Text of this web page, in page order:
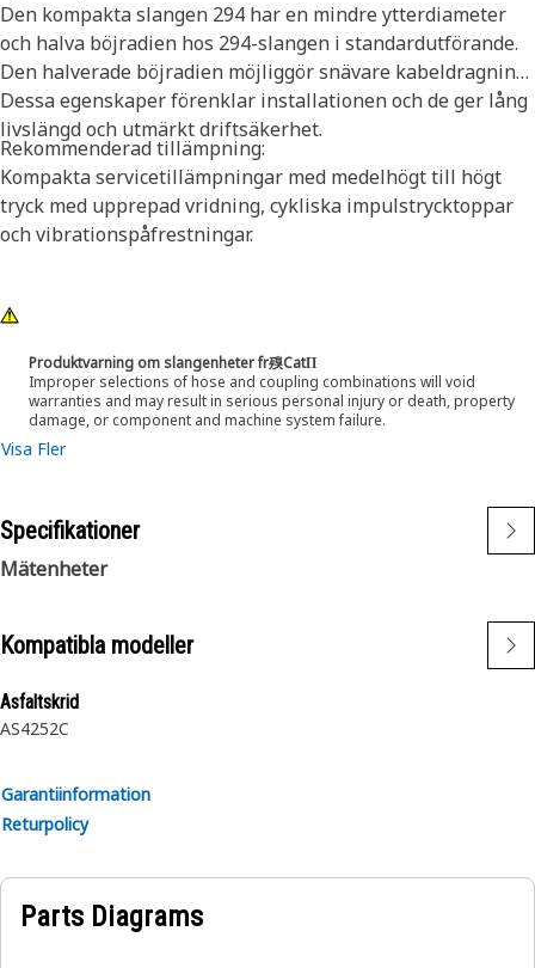
Den kompakta slangen 294 har en mindre ytterdiameter
och halva böjradien hos 294-slangen i standardutförande.
Den halverade böjradien möjliggör snävare kabeldragning.
Dessa egenskaper förenklar installationen och de ger lång
livslängd och utmärkt driftsäkerhet.
Rekommenderad tillämpning:
Kompakta servicetillämpningar med medelhögt till högt
tryck med upprepad vridning, cykliska impulstrycktoppar
och vibrationspåfrestningar.
Produktvarning om slangenheter fr殠CatΠ
Improper selections of hose and coupling combinations will void
warranties and may result in serious personal injury or death, property
damage, or component and machine system failure.
Visa Fler
Specifikationer
Mätenheter
Kompatibla modeller
Asfaltskrid
AS4252C
Garantiinformation
Returpolicy
Parts Diagrams